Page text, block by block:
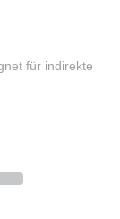
für indirekte